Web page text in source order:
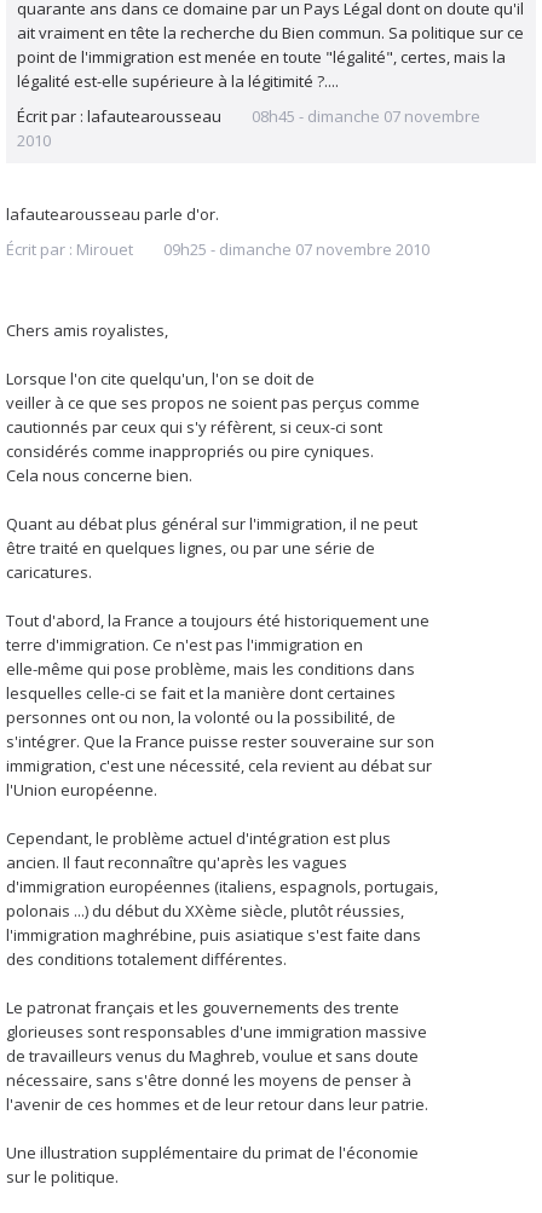
quarante ans dans ce domaine par un Pays Légal dont on doute qu'il
ait vraiment en tête la recherche du Bien commun. Sa politique sur ce
point de l'immigration est menée en toute "légalité", certes, mais la
légalité est-elle supérieure à la légitimité ?....
Écrit par :lafautearousseau 08h45 - dimanche 07 novembre
2010
lafautearousseau parle d'or.
Écrit par : Mirouet 09h25 - dimanche 07 novembre 2010
Chers amis royalistes,
Lorsque l'on cite quelqu'un, l'on se doit de
veiller à ce que ses propos ne soient pas perçus comme
cautionnés par ceux qui s'y réfèrent, si ceux-ci sont
considérés comme inappropriés ou pire cyniques.
Cela nous concerne bien.
Quant au débat plus général sur l'immigration, il ne peut
être traité en quelques lignes, ou par une série de
caricatures.
Tout d'abord, la France a toujours été historiquement une
terre d'immigration. Ce n'est pas l'immigration en
elle-même qui pose problème, mais les conditions dans
lesquelles celle-ci se fait et la manière dont certaines
personnes ont ou non, la volonté ou la possibilité, de
s'intégrer. Que la France puisse rester souveraine sur son
immigration, c'est une nécessité, cela revient au débat sur
l'Union européenne.
Cependant, le problème actuel d'intégration est plus
ancien. Il faut reconnaître qu'après les vagues
d'immigration européennes (italiens, espagnols, portugais,
polonais ...) du début du XXème siècle, plutôt réussies,
l'immigration maghrébine, puis asiatique s'est faite dans
des conditions totalement différentes.
Le patronat français et les gouvernements des trente
glorieuses sont responsables d'une immigration massive
de travailleurs venus du Maghreb, voulue et sans doute
nécessaire, sans s'être donné les moyens de penser à
l'avenir de ces hommes et de leur retour dans leur patrie.
Une illustration supplémentaire du primat de l'économie
sur le politique.